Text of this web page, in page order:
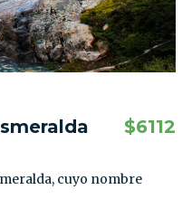
$6112
cuyo nombre